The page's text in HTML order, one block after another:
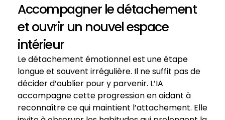
Accompagner le détachement
et ouvrir un nouvel espace
intérieur
Le détachement émotionnel est une étape
longue et souvent irrégulière. Il ne suffit pas de
décider d’oublier pour y parvenir. L’IA
accompagne cette progression en aidant à
reconnaître ce qui maintient l’attachement. Elle